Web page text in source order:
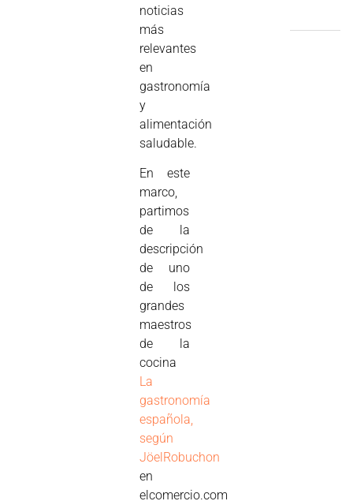
noticias
más
relevantes
en
gastronomía
y
alimentación
saludable.
En este
marco,
partimos
de la
descripción
de uno
de los
grandes
maestros
de la
cocina
La
gastronomía
española,
según
JöelRobuchon
en
elcomercio.com